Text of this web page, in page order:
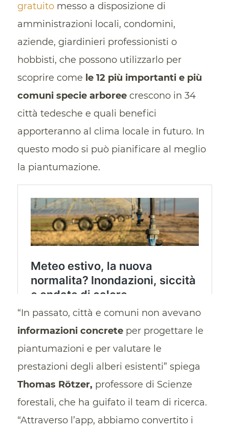
gratuitomesso a disposizione di
amministrazioni locali, condomini,
aziende, giardinieri professionisti o
hobbisti, che possono utilizzarlo per
scoprire come le 12 più importanti e più
comuni specie arboreecrescono in 34
città tedesche e quali benefici
apporteranno al clima locale in futuro. In
questo modo si può pianificare al meglio
la piantumazione.
“In passato, città e comuni non avevano
informazioni concreteper progettare le
piantumazioni e per valutare le
prestazioni degli alberi esistenti” spiega
Thomas Rötzer, professore di Scienze
forestali, che ha guifato il team di ricerca.
“Attraverso l’app, abbiamo convertito i